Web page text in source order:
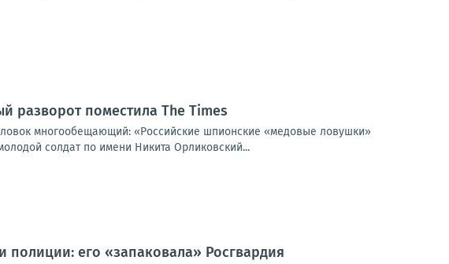
разворот поместила The Times
многообещающий: «Российские шпионские «медовые ловушки»
солдат по имени Никита Орликовский...
его «запаковала» Росгвардия